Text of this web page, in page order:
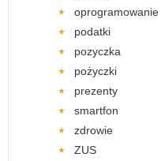
oprogramowanie
podatki
pozyczka
pożyczki
prezenty
smartfon
zdrowie
ZUS